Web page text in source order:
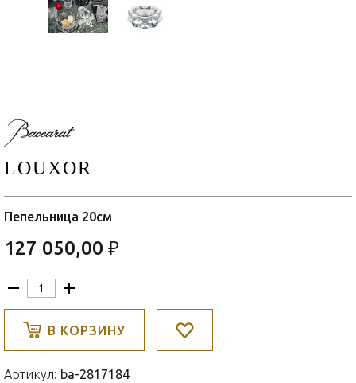
LOUXOR
Пепельница 20см
127 050,00 ₽
В КОРЗИНУ
Артикул: ba-2817184